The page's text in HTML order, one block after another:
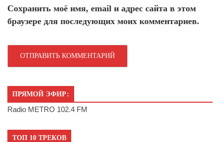
Сохранить моё имя, email и адрес сайта в этом
браузере для последующих моих комментариев.
ПРЯМОЙ ЭФИР:
Radio METRO 102.4 FM
ТОП 10 ТРЕКОВ